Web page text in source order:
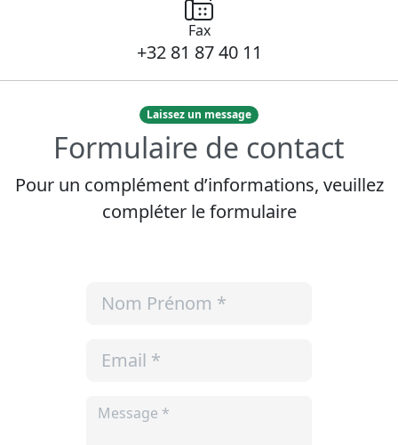
Fax
+32 81 87 40 11
Laissez un message
Formulaire de contact
Pour un complément d’informations, veuillez
compléter le formulaire